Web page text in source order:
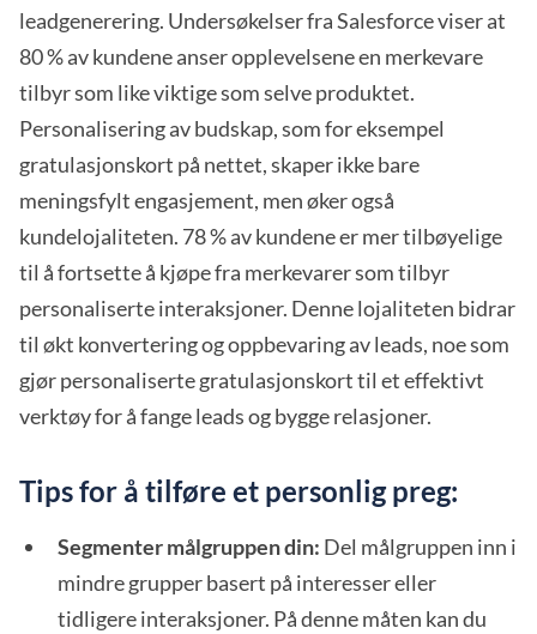
leadgenerering. Undersøkelser fra Salesforce viser at
80 % av kundene anser opplevelsene en merkevare
tilbyr som like viktige som selve produktet.
Personalisering av budskap, som for eksempel
gratulasjonskort på nettet, skaper ikke bare
meningsfylt engasjement, men øker også
kundelojaliteten. 78 % av kundene er mer tilbøyelige
til å fortsette å kjøpe fra merkevarer som tilbyr
personaliserte interaksjoner. Denne lojaliteten bidrar
til økt konvertering og oppbevaring av leads, noe som
gjør personaliserte gratulasjonskort til et effektivt
verktøy for å fange leads og bygge relasjoner.
Tips for å tilføre et personlig preg:
Segmenter målgruppen din: Del målgruppen inn i
mindre grupper basert på interesser eller
tidligere interaksjoner. På denne måten kan du